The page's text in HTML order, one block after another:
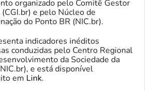
organizado pelo Comitê Gestor
e pelo Núcleo de
do Ponto BR (NIC.br).
indicadores inéditos
conduzidas pelo Centro Regional
da Sociedade da
e está disponível
em Link.